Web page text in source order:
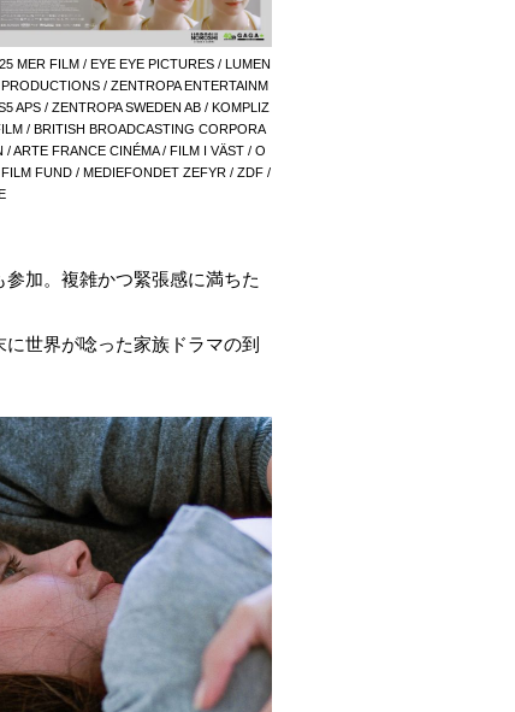
MER FILM / EYE EYE PICTURES / LUMEN
/ ZENTROPA ENTERTAINM
APS / ZENTROPA SWEDEN AB / KOMPLIZ
/ BRITISH BROADCASTING CORPORA
/ ARTE FRANCE CINÉMA / FILM I VÄST / O
FUND / MEDIEFONDET ZEFYR / ZDF /
加。複雑かつ緊張感に満ちた
世界が唸った家族ドラマの到